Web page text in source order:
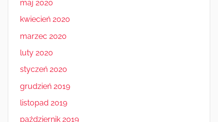
maj 2020
kwiecień 2020
marzec 2020
luty 2020
styczeń 2020
grudzień 2019
listopad 2019
październik 2019